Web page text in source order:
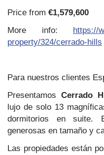
Price from €1,579,600
More info: https://
property/324/cerrado-hills
Para nuestros clientes
Presentamos Cerrado
lujo de solo 13
dormitorios en suite.
generosas en tamaño y
Las propiedades están